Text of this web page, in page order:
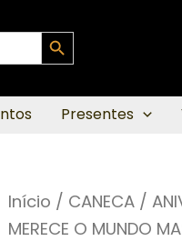
Search Button
Presentes
Início / CANECA /
MERECE O MUNDO